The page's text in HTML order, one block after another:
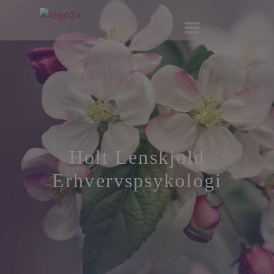
Holt Lenskjold
Erhvervspsykologi